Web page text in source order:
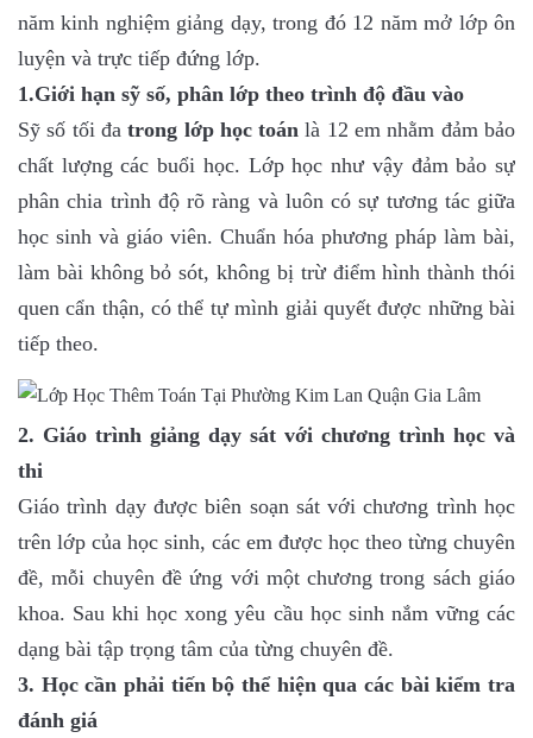
năm kinh nghiệm giảng dạy, trong đó 12 năm mở lớp ôn
luyện và trực tiếp đứng lớp.
1.Giới hạn sỹ số, phân lớp theo trình độ đầu vào
Sỹ số tối đatrong lớp học toánlà 12 em nhằm đảm bảo
chất lượng các buổi học. Lớp học như vậy đảm bảo sự
phân chia trình độ rõ ràng và luôn có sự tương tác giữa
học sinh và giáo viên. Chuẩn hóa phương pháp làm bài,
làm bài không bỏ sót, không bị trừ điểm hình thành thói
quen cẩn thận, có thể tự mình giải quyết được những bài
tiếp theo.
2. Giáo trình giảng dạy sát với chương trình học và
thi
Giáo trình dạy được biên soạn sát với chương trình học
trên lớp của học sinh, các em được học theo từng chuyên
đề, mỗi chuyên đề ứng với một chương trong sách giáo
khoa. Sau khi học xong yêu cầu học sinh nắm vững các
dạng bài tập trọng tâm của từng chuyên đề.
3. Học cần phải tiến bộ thể hiện qua các bài kiểm tra
đánh giá